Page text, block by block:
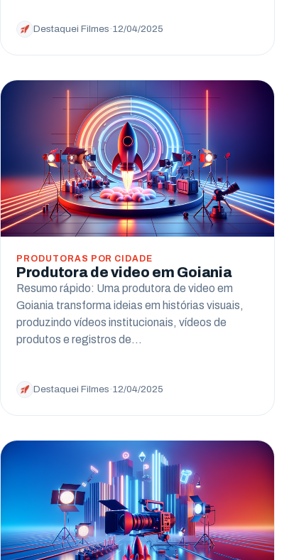
Destaquei Filmes ·12/04/2025
PRODUTORAS POR CIDADE
Produtora de video em Goiania
Resumo rápido: Uma produtora de video em
Goiania transforma ideias em histórias visuais,
produzindo vídeos institucionais, vídeos de
produtos e registros de…
Destaquei Filmes ·12/04/2025